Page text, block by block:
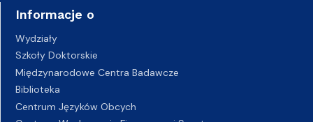
Informacje o
Wydziały
Szkoły Doktorskie
Międzynarodowe Centra Badawcze
Biblioteka
Centrum Języków Obcych